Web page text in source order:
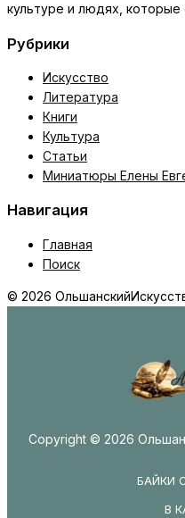
культуре и людях,
Рубрики
Искусство
Литература
Книги
Культура
Статьи
Миниатюры Елены
Навигация
Главная
Поиск
© 2026 Ольшанский
Copyright © 2026
БАЙКИ
В